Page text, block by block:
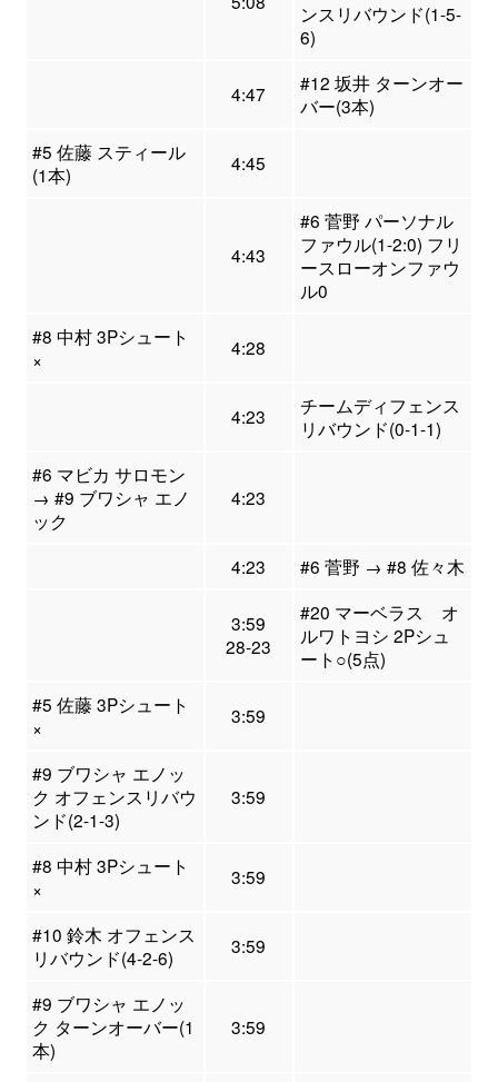
ンスリバウンド(1-5-
6)
4:47
#12 坂井 ターンオー
バー(3本)
#5 佐藤 スティール
(1本)
4:45
4:43
#6 菅野 パーソナル
ファウル(1-2:0) フリ
ースローオンファウ
ル0
#8 中村 3Pシュート
×
4:28
4:23
チームディフェンス
リバウンド(0-1-1)
#6 マビカ サロモン
→ #9 ブワシャ エノ
ック
4:23
4:23 #6 菅野 → #8 佐々木
3:59
28-23
#20 マーベラス オ
ルワトヨシ 2Pシュ
ート○(5点)
#5 佐藤 3Pシュート
×
3:59
#9 ブワシャ エノッ
ク オフェンスリバウ
ンド(2-1-3)
3:59
#8 中村 3Pシュート
×
3:59
#10 鈴木 オフェンス
リバウンド(4-2-6)
3:59
#9 ブワシャ エノッ
ク ターンオーバー(1
本)
3:59